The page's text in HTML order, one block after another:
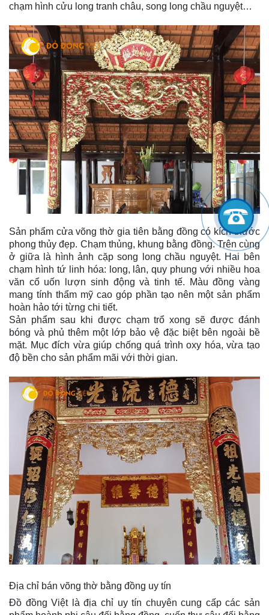
chạm hình cửu long tranh châu, song long chầu nguyệt…
Sản phẩm cửa võng thờ gia tiên bằng đồng có kích thước
phong thủy đẹp. Chạm thủng, khung bằng đồng. Trên cùng
ở giữa là hình ảnh cặp song long chầu nguyệt. Hai bên
chạm hình tứ linh hóa: long, lân, quy phung với nhiều hoa
văn cổ uốn lượn sinh động và tinh tế. Màu đồng vàng
mang tính thẩm mỹ cao góp phần tạo nên một sản phẩm
hoàn hảo tới từng chi tiết.
Sản phẩm sau khi được chạm trổ xong sẽ được đánh
bóng và phủ thêm một lớp bảo vệ đặc biệt bên ngoài bề
mặt. Mục đích vừa giúp chống quá trình oxy hóa, vừa tạo
độ bền cho sản phẩm mãi với thời gian.
Địa chỉ bán võng thờ bằng đồng uy tín
Đồ đồng Việt là địa chỉ uy tín chuyên cung cấp các sản